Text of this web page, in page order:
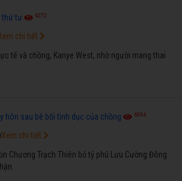
thứ tư 6272
tế và chồng, Kanye West, nhờ người mang thai
chi tiết
hôn sau bê bối tình dục của chồng 6594
Chương Trạch Thiên bỏ tỷ phú Lưu Cường Đông
Xem chi tiết